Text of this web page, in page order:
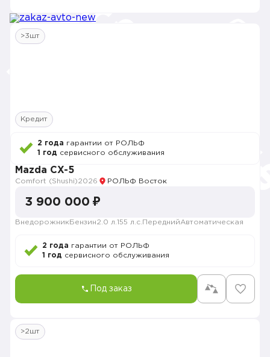
>3шт
Кредит
2 года гарантии от РОЛЬФ
1 год сервисного обслуживания
Mazda CX-5
Comfort (Shushi)2026 РОЛЬФ Восток
3 900 000 ₽
Внедорожник Бензин2.0 л. 155 л.с. ПереднийАвтоматическая
2 года гарантии от РОЛЬФ
1 год сервисного обслуживания
Под заказ
>2шт